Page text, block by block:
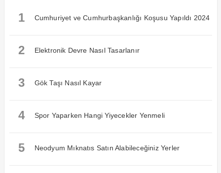
1 Cumhuriyet ve Cumhurbaşkanlığı Koşusu Yapıldı 2024
2 Elektronik Devre Nasıl Tasarlanır
3 Gök Taşı Nasıl Kayar
4 Spor Yaparken Hangi Yiyecekler Yenmeli
5 Neodyum Mıknatıs Satın Alabileceğiniz Yerler